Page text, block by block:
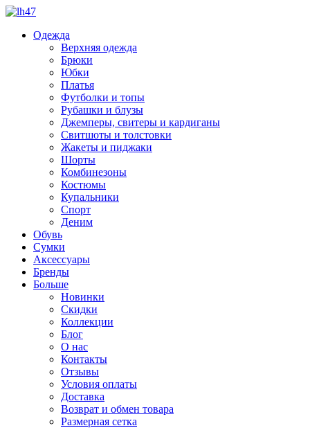
Одежда
Верхняя одежда
Брюки
Юбки
Платья
Футболки и топы
Рубашки и блузы
Джемперы, свитеры и кардиганы
Свитшоты и толстовки
Жакеты и пиджаки
Шорты
Комбинезоны
Костюмы
Купальники
Спорт
Деним
Обувь
Сумки
Аксессуары
Бренды
Больше
Новинки
Скидки
Коллекции
Блог
О нас
Контакты
Отзывы
Условия оплаты
Доставка
Возврат и обмен товара
Размерная сетка